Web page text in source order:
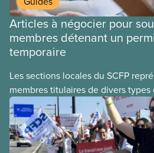
Articles à négocier pour
membres détenant un
temporaire
Les sections locales du SCFP
membres titulaires de divers types
travail temporaires, incluant les
travailleuses et travailleurs
les permis d’études et les permis
travail postdiplôme.